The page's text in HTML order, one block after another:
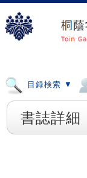
目録検索 ▼
書誌詳細